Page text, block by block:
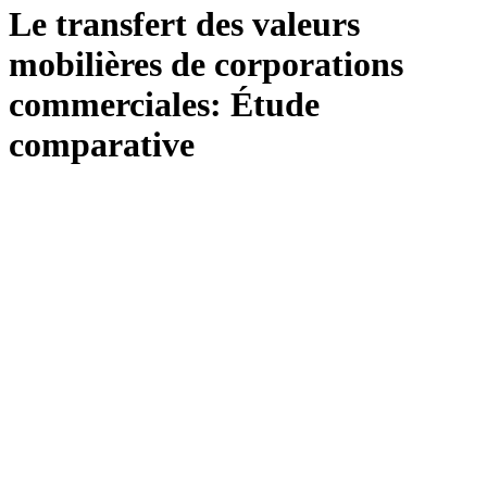
de
Recherche
Comment
votre
Comment
Le transfert des valeurs
mobilières de corporations
commerciales: Étude
comparative